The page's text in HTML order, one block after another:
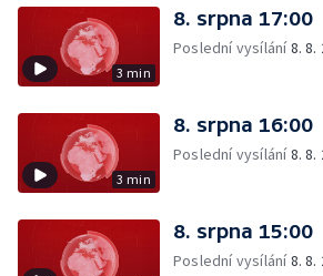
3 min
8. srpna 17:00
Poslední vysílání8. 8.
3 min
8. srpna 16:00
Poslední vysílání8. 8.
8. srpna 15:00
Poslední vysílání8. 8.